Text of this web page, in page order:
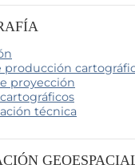
producción
proyección
técnica